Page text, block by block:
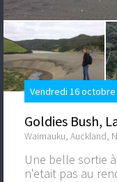
Vendredi 16 octobre
Goldies Bush,
Waimauku, Auckland,
Une belle sortie
n'etait pas au